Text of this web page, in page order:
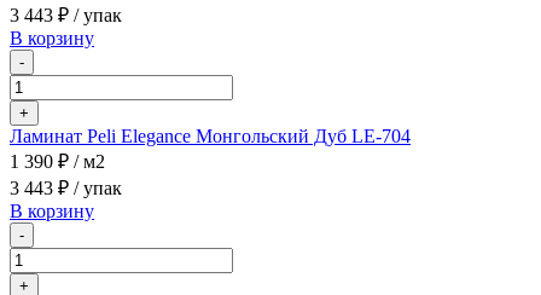
3 443 ₽ / упак
В корзину
-
+
Ламинат Peli Elegance Монгольский Дуб LE-704
1 390 ₽ / м2
3 443 ₽ / упак
В корзину
-
+